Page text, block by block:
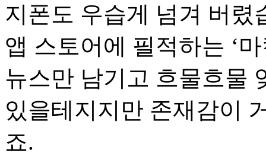
지폰도 우습게 넘겨 버렸
앱 스토어에 필적하는 ‘
뉴스만 남기고 흐물흐물
있을테지지만 존재감이
죠.